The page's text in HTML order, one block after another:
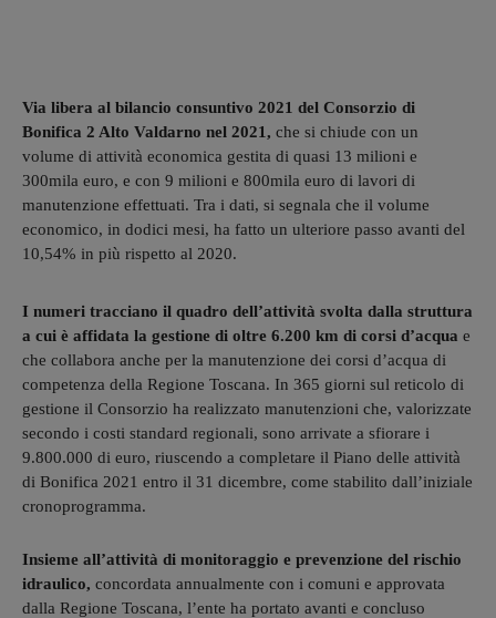
Via libera al bilancio consuntivo 2021 del Consorzio di
Bonifica 2 Alto Valdarno nel 2021, che si chiude con un
volume di attività economica gestita di quasi 13 milioni e
300mila euro, e con 9 milioni e 800mila euro di lavori di
manutenzione effettuati. Tra i dati, si segnala che il volume
economico, in dodici mesi, ha fatto un ulteriore passo avanti del
10,54% in più rispetto al 2020.
I numeri tracciano il quadro dell’attività svolta dalla struttura
a cui è affidata la gestione di oltre 6.200 km di corsi d’acqua e
che collabora anche per la manutenzione dei corsi d’acqua di
competenza della Regione Toscana. In 365 giorni sul reticolo di
gestione il Consorzio ha realizzato manutenzioni che, valorizzate
secondo i costi standard regionali, sono arrivate a sfiorare i
9.800.000 di euro, riuscendo a completare il Piano delle attività
di Bonifica 2021 entro il 31 dicembre, come stabilito dall’iniziale
cronoprogramma.
Insieme all’attività di monitoraggio e prevenzione del rischio
idraulico, concordata annualmente con i comuni e approvata
dalla Regione Toscana, l’ente ha portato avanti e concluso